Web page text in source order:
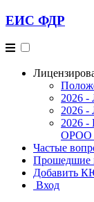
ЕИС ФДР
2026 -
2026 -
2026 -
ОРОО
Частые
Прошедшие
Добавить
Вход